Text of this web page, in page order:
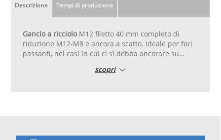
Descrizione Tempi di produzione
Gancio a riccioloM12 filetto 40 mm completo di
riduzione M12-M8 e ancora a scatto. Ideale per fori
passanti, nei casi in cui ci si debba ancorare su
scopri